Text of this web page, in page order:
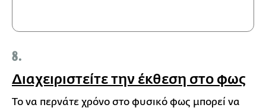
8.
Διαχειριστείτε την έκθεση στο φως
Το να περνάτε χρόνο στο φυσικό φως μπορεί να